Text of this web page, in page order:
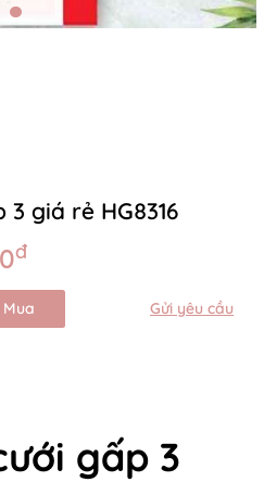
giá rẻ HG8316
đ
Mua Gửi yêu cầu
gấp 3